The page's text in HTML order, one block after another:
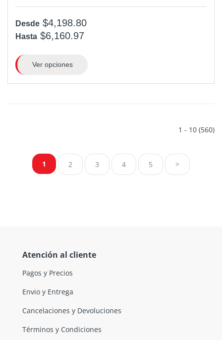
Desde $4,198.80
Hasta $6,160.97
Ver opciones
1 - 10 (560)
1 2 3 4 5 >
Atención al cliente
Pagos y Precios
Envio y Entrega
Cancelaciones y Devoluciones
Términos y Condiciones